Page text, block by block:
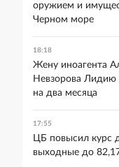
оружием и
Черном море
18:18
Жену иноагента
Невзорова Лидию
на два месяца
17:55
ЦБ повысил курс
выходные до